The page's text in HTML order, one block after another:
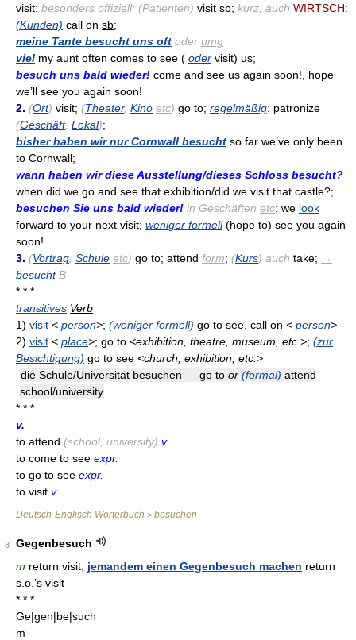
visit; besonders offiziell: (Patienten) visit sb; kurz, auch WIRTSCH:
(Kunden) call on sb;
meine Tante besucht uns oft oder umg
viel my aunt often comes to see ( oder visit) us;
besuch uns bald wieder! come and see us again soon!, hope
we’ll see you again soon!
2. (Ort) visit; (Theater, Kino etc) go to; regelmäßig: patronize
(Geschäft, Lokal);
bisher haben wir nur Cornwall besucht so far we’ve only been
to Cornwall;
wann haben wir diese Ausstellung/dieses Schloss besucht?
when did we go and see that exhibition/did we visit that castle?;
besuchen Sie uns bald wieder! in Geschäften etc: we look
forward to your next visit; weniger formell(hope to) see you again
soon!
3. (Vortrag Schule etc) go to; attend form; (Kurs) auch take; →
besucht B
* * *
transitives Verb
1) visit < person>; (weniger formell) go to see, call on < person>
2) visit < place>; go to <exhibition, theatre, museum, etc.>; (zur
Besichtigung) go to see <church, exhibition, etc.>
die Schule/Universität besuchen — go to or (formal) attend
school/university
* * *
v.
to attend (school, university) v.
to come to see expr.
to go to see expr.
to visit v.
Deutsch-Englisch Wörterbuch > besuchen
8
Gegenbesuch
m return visit; jemandem einen Gegenbesuch machen return
s.o.’s visit
* * *
Ge|gen|be|such
m